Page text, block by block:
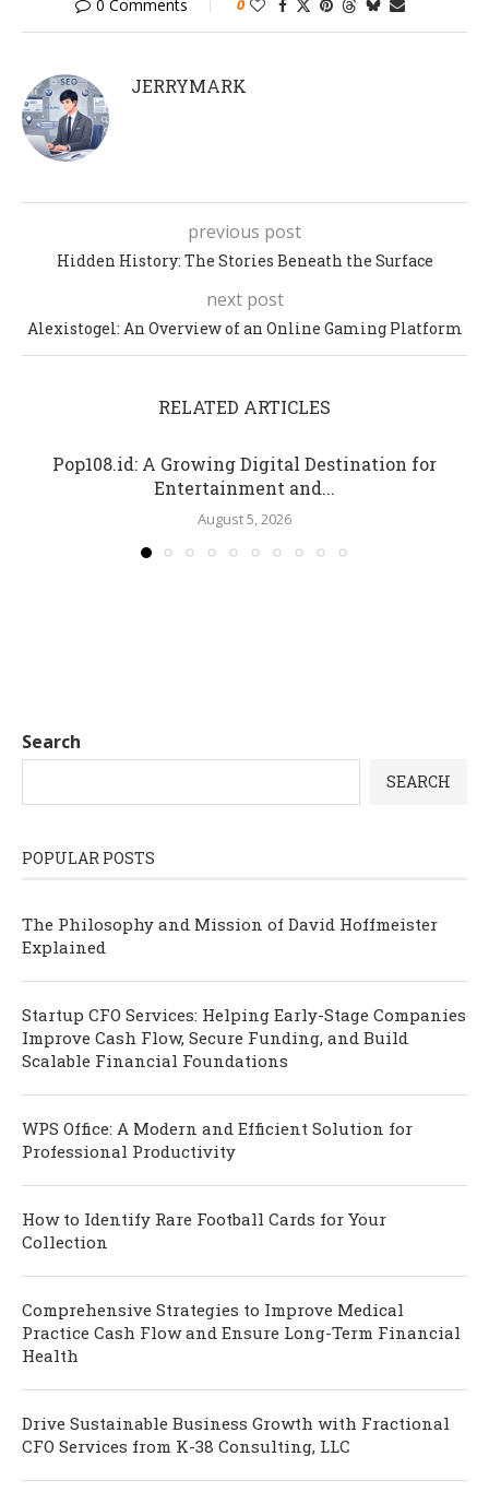
0 Comments 0
JERRYMARK
previous post
Hidden History: The Stories Beneath the Surface
next post
Alexistogel: An Overview of an Online Gaming Platform
RELATED ARTICLES
Pop108.id: A Growing Digital Destination for
Entertainment and...
August 5, 2026
Search
SEARCH
POPULAR POSTS
The Philosophy and Mission of David Hoffmeister
Explained
Startup CFO Services: Helping Early-Stage Companies
Improve Cash Flow, Secure Funding, and Build
Scalable Financial Foundations
WPS Office: A Modern and Efficient Solution for
Professional Productivity
How to Identify Rare Football Cards for Your
Collection
Comprehensive Strategies to Improve Medical
Practice Cash Flow and Ensure Long-Term Financial
Health
Drive Sustainable Business Growth with Fractional
CFO Services from K-38 Consulting, LLC